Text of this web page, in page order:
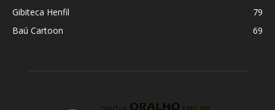
Gibiteca Henfil
79
Baú Cartoon
69